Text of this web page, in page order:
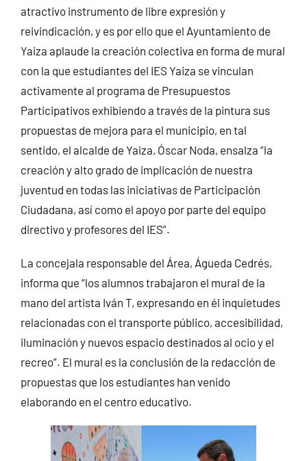
atractivo instrumento de libre expresión y
reivindicación, y es por ello que el Ayuntamiento de
Yaiza aplaude la creación colectiva en forma de mural
con la que estudiantes del IES Yaiza se vinculan
activamente al programa de Presupuestos
Participativos exhibiendo a través de la pintura sus
propuestas de mejora para el municipio, en tal
sentido, el alcalde de Yaiza, Óscar Noda, ensalza “la
creación y alto grado de implicación de nuestra
juventud en todas las iniciativas de Participación
Ciudadana, así como el apoyo por parte del equipo
directivo y profesores del IES”.
La concejala responsable del Área, Águeda Cedrés,
informa que “los alumnos trabajaron el mural de la
mano del artista Iván T, expresando en él inquietudes
relacionadas con el transporte público, accesibilidad,
iluminación y nuevos espacio destinados al ocio y el
recreo”. El mural es la conclusión de la redacción de
propuestas que los estudiantes han venido
elaborando en el centro educativo.